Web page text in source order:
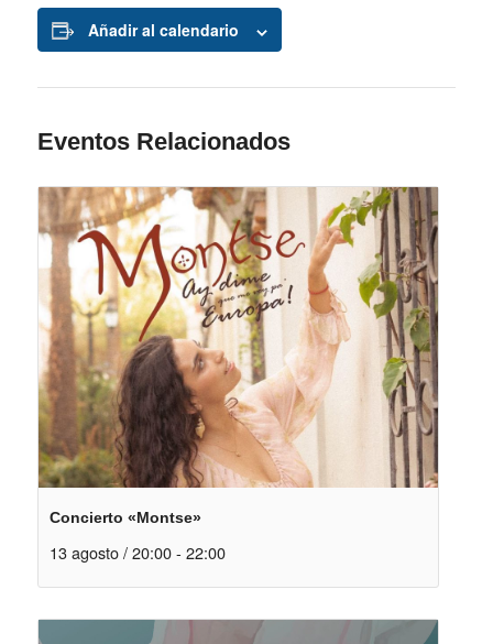
Añadir al calendario
Eventos Relacionados
Concierto «Montse»
13 agosto / 20:00 - 22:00